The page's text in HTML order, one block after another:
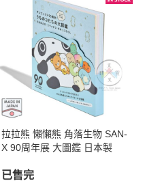
拉拉熊 懶懶熊 角落生物 SAN-
X 90周年展 大圖鑑 日本製
已售完